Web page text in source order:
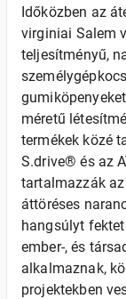
Időközben az
virginiai Salem
teljesítményű,
méretű
termékek közé
S.drive® és az
tartalmazzák
áttöréses
hangsúlyt
ember-, és
alkalmaznak,
projektekben